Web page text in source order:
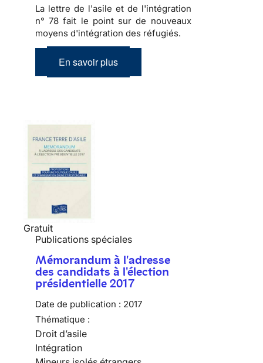
La lettre de l'asile et de l'intégration
n° 78 fait le point sur de nouveaux
moyens d'intégration des réfugiés.
En savoir plus
Gratuit
Publications spéciales
Mémorandum à l'adresse
des candidats à l'élection
présidentielle 2017
Date de publication : 2017
Thématique :
Droit d’asile
Intégration